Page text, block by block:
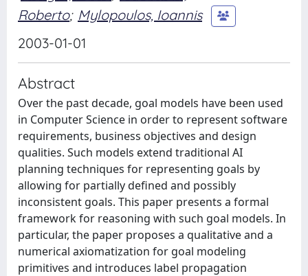
Roberto; Mylopoulos, Ioannis
2003-01-01
Abstract
Over the past decade, goal models have been used
in Computer Science in order to represent software
requirements, business objectives and design
qualities. Such models extend traditional AI
planning techniques for representing goals by
allowing for partially defined and possibly
inconsistent goals. This paper presents a formal
framework for reasoning with such goal models. In
particular, the paper proposes a qualitative and a
numerical axiomatization for goal modeling
primitives and introduces label propagation